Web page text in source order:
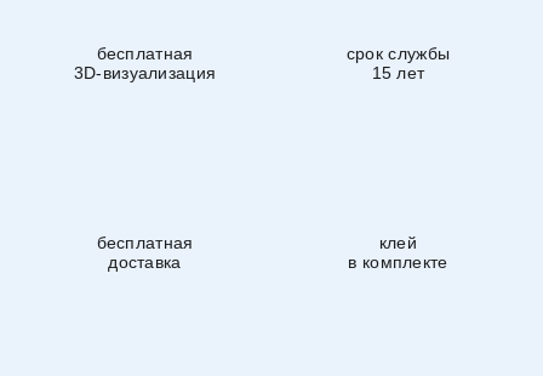
бесплатная
3D-визуализация
срок службы
15 лет
бесплатная
доставка
клей
в комплекте